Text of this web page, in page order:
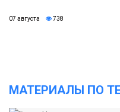
07 августа 738
МАТЕРИАЛЫ ПО